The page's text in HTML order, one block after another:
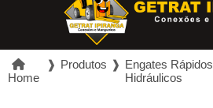
Home
❱ Produtos ❱ Engates Rápidos
Hidráulicos